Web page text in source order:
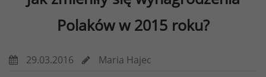
Polakóww 2015 roku?
29.03.2016 Maria Hajec